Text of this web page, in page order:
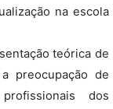
na escola
teórica de
preocupação de
dos